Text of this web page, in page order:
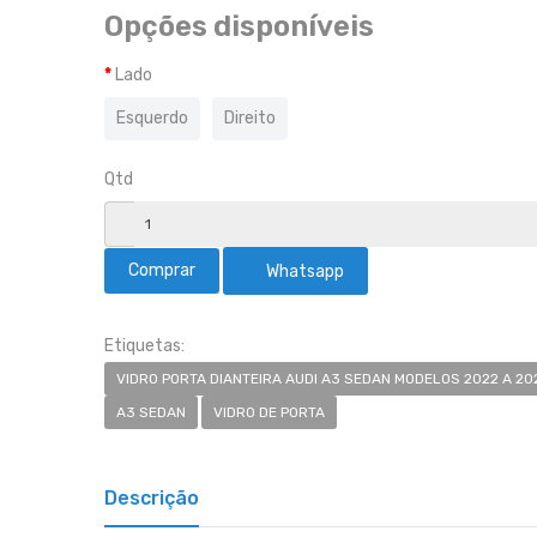
Opções disponíveis
Lado
Esquerdo Direito
Qtd
Whatsapp
Etiquetas:
VIDRO PORTA DIANTEIRA AUDI A3 SEDAN MODELOS 2022 A
A3 SEDAN
VIDRO DE PORTA
Descrição